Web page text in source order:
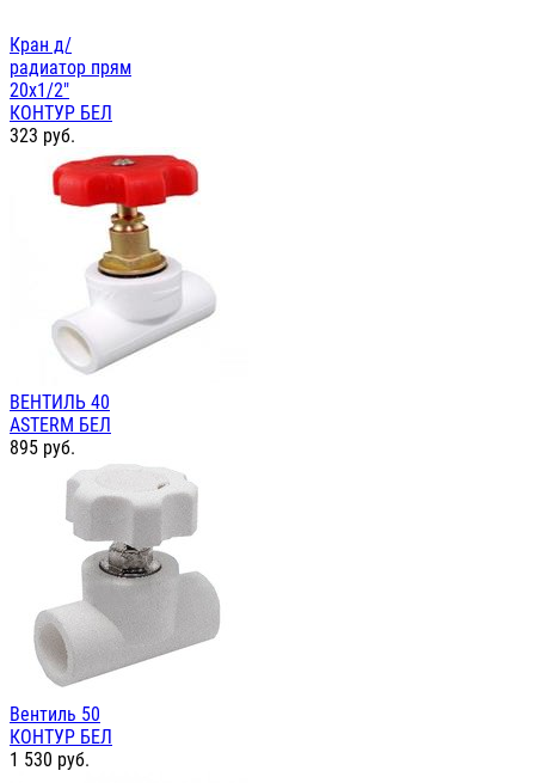
Кран д/
радиатор прям
20х1/2"
КОНТУР БЕЛ
323 руб.
ВЕНТИЛЬ 40
ASTERM БЕЛ
895 руб.
Вентиль 50
КОНТУР БЕЛ
1 530 руб.